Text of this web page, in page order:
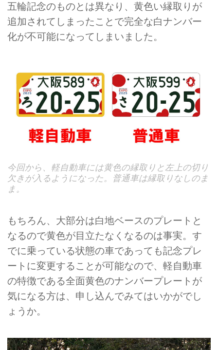
五輪記念のものとは異なり、黄色い縁取りが
追加されてしまったことで完全な白ナンバー
化が不可能になってしまいました。
今回から、軽自動車には黄色の縁取りと左上の切り
欠きが入るようになった。普通車は縁取りなしのま
ま。
もちろん、大部分は白地ベースのプレートと
なるので黄色が目立たなくなるのは事実。す
でに乗っている状態の車であっても記念プレ
ートに変更することが可能なので、軽自動車
の特徴である全面黄色のナンバープレートが
気になる方は、申し込んでみてはいかがでし
ょうか。